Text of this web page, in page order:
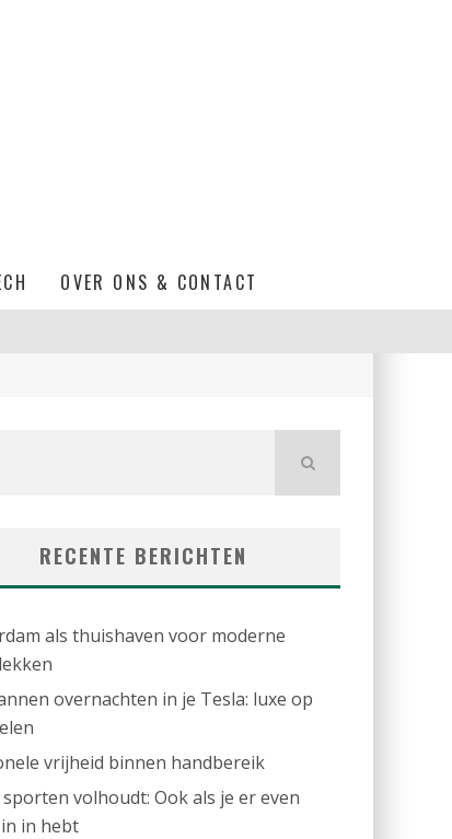
OVER ONS & CONTACT
RECENTE BERICHTEN
als thuishaven voor moderne
overnachten in je Tesla: luxe op
vrijheid binnen handbereik
sporten volhoudt: Ook als je er even
in hebt